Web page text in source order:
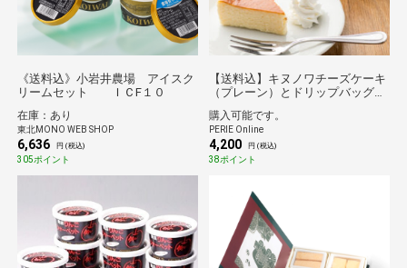
《送料込》小岩井農場 アイスク
リームセット ＩＣF１０
在庫：あり
東北MONO WEB SHOP
6,636 円 (税込)
305ポイント
【送料込】キヌノワチーズケーキ
（プレーン）とドリップバッグ珈
ま×3袋）セット
購入可能です。
PERIE Online
4,200 円 (税込)
38ポイント